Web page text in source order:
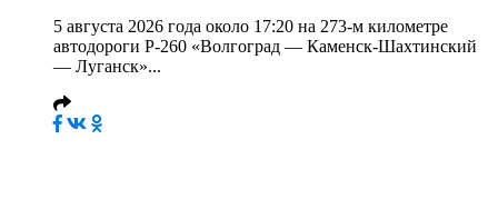
5 августа 2026 года около 17:20 на 273-м километре
автодороги Р-260 «Волгоград — Каменск-Шахтинский
— Луганск»...